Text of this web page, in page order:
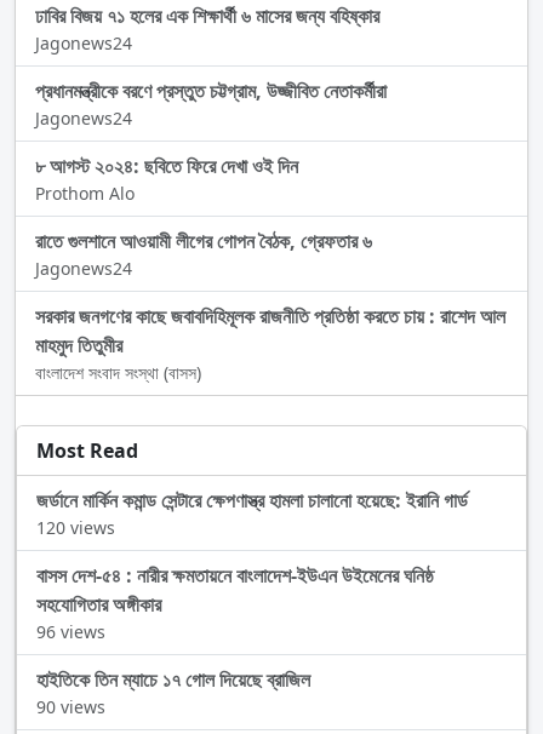
ঢাবির বিজয় ৭১ হলের এক শিক্ষার্থী ৬ মাসের জন্য বহিষ্কার
Jagonews24
প্রধানমন্ত্রীকে বরণে প্রস্তুত চট্টগ্রাম, উজ্জীবিত নেতাকর্মীরা
Jagonews24
৮ আগস্ট ২০২৪: ছবিতে ফিরে দেখা ওই দিন
Prothom Alo
রাতে গুলশানে আওয়ামী লীগের গোপন বৈঠক, গ্রেফতার ৬
Jagonews24
সরকার জনগণের কাছে জবাবদিহিমূলক রাজনীতি প্রতিষ্ঠা করতে চায় : রাশেদ আল
মাহমুদ তিতুমীর
বাংলাদেশ সংবাদ সংস্থা (বাসস)
Most Read
জর্ডানে মার্কিন কমান্ড সেন্টারে ক্ষেপণাস্ত্র হামলা চালানো হয়েছে: ইরানি গার্ড
120 views
বাসস দেশ-৫৪ : নারীর ক্ষমতায়নে বাংলাদেশ-ইউএন উইমেনের ঘনিষ্ঠ
সহযোগিতার অঙ্গীকার
96 views
হাইতিকে তিন ম্যাচে ১৭ গোল দিয়েছে ব্রাজিল
90 views